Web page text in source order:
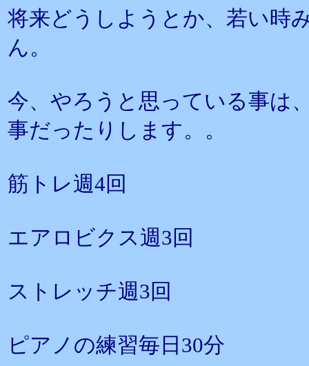
将来どうしようとか、若い時
ん。
今、やろうと思っている事は
事だったりします。。
筋トレ週4回
エアロビクス週3回
ストレッチ週3回
ピアノの練習毎日30分